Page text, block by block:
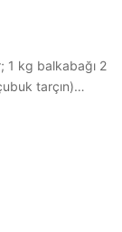
1 kg balkabağı 2
tarçın)…